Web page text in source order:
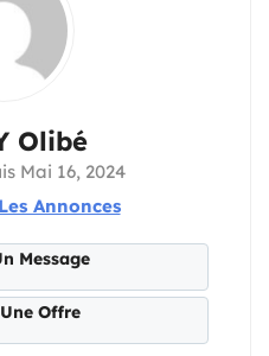
Olibé
Mai 16, 2024
Annonces
Message
Offre